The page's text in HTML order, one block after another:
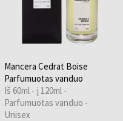
Mancera Cedrat Boise
Parfumuotas vanduo
Iš 60ml - į 120ml -
Parfumuotas vanduo -
Unisex